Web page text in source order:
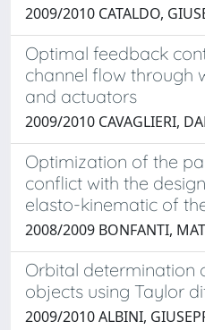
2009/2010 CATALDO,
Optimal feedback
channel flow through
and actuators
2009/2010 CAVAGLIERI,
Optimization of the
conflict with the
elasto-kinematic of
2008/2009 BONFANTI,
Orbital determination
objects using Taylor
2009/2010 ALBINI,